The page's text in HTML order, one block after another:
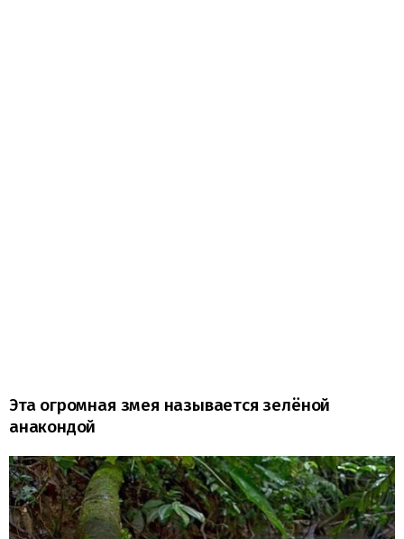
Эта огромная змея называется зелёной
анакондой